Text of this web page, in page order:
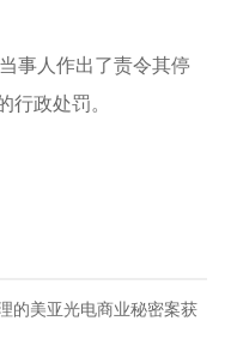
人作出了责令其停
政处罚。
的美亚光电商业秘密案获